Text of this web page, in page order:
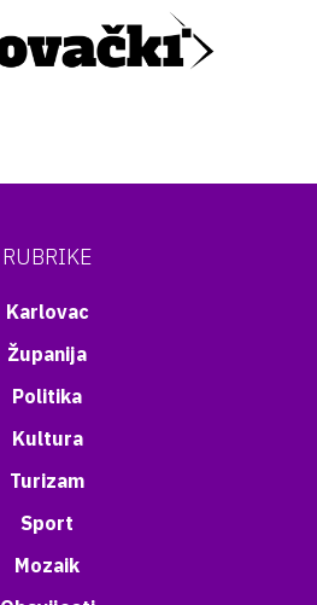
RUBRIKE
Karlovac
Županija
Politika
Kultura
Turizam
Sport
Mozaik